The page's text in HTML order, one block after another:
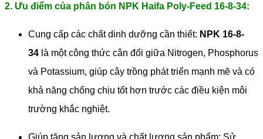
2. Ưu điểm của phân bón NPK Haifa Poly-Feed 16-8-34:
Cung cấp các chất dinh dưỡng cần thiết: NPK 16-8-
34 là một công thức cân đối giữa Nitrogen, Phosphorus
và Potassium, giúp cây trồng phát triển mạnh mẽ và có
khả năng chống chịu tốt hơn trước các điều kiện môi
trường khắc nghiệt.